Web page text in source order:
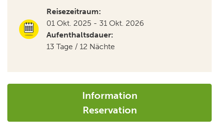
Reisezeitraum:
01 Okt. 2025 - 31 Okt. 2026
Aufenthaltsdauer:
13 Tage / 12 Nächte
Information
Reservation